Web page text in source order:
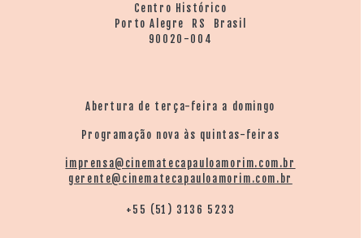
Centro Histórico
Porto Alegre RS Brasil
90020-004
Abertura de terça-feira a domingo
Programação nova às quintas-feiras
imprensa@cinematecapauloamorim.com.br
gerente@cinematecapauloamorim.com.br
+55 (51) 3136 5233